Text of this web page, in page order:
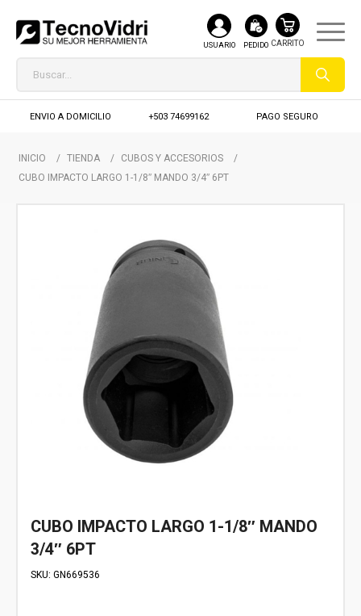
USUARIO PEDIDO
ENVIO A DOMICILIO +503 74699162 PAGO SEGURO
INICIO / TIENDA / CUBOS Y ACCESORIOS
/
CUBO IMPACTO LARGO 1-1/8″ MANDO 3/4″ 6PT
CUBO IMPACTO LARGO 1-1/8″ MANDO
3/4″ 6PT
SKU: GN669536